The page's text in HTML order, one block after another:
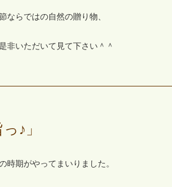
ならではの自然の贈り物、
非いただいて見て下さい＾＾
♪」
時期がやってまいりました。